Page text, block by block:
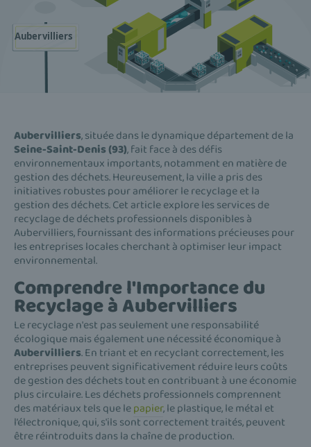
Aubervilliers, située dans le dynamique département de la
Seine-Saint-Denis (93), fait face à des défis
environnementaux importants, notamment en matière de
gestion des déchets. Heureusement, la ville a pris des
initiatives robustes pour améliorer le recyclage et la
gestion des déchets. Cet article explore les services de
recyclage de déchets professionnels disponibles à
Aubervilliers, fournissant des informations précieuses pour
les entreprises locales cherchant à optimiser leur impact
environnemental.
Comprendre l'Importance du
Recyclage àAubervilliers
Le recyclage n'est pas seulement une responsabilité
écologique mais également une nécessité économique à
Aubervilliers. En triant et en recyclant correctement, les
entreprises peuvent significativement réduire leurs coûts
de gestion des déchets tout en contribuant à une économie
plus circulaire. Les déchets professionnels comprennent
des matériaux tels que lepapier, le plastique, le métal et
l’électronique, qui, s'ils sont correctement traités, peuvent
être réintroduits dans la chaîne de production.